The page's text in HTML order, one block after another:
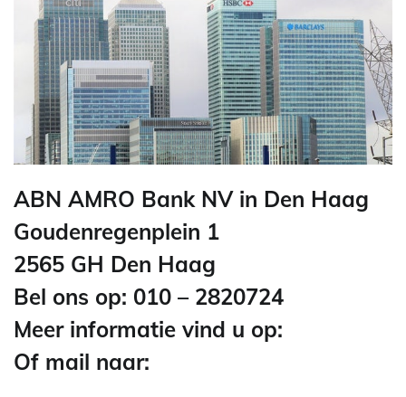
ABN AMRO Bank NV in Den Haag
Goudenregenplein 1
2565 GH Den Haag
Bel ons op: 010 – 2820724
Meer informatie vind u op:
Of mail naar: